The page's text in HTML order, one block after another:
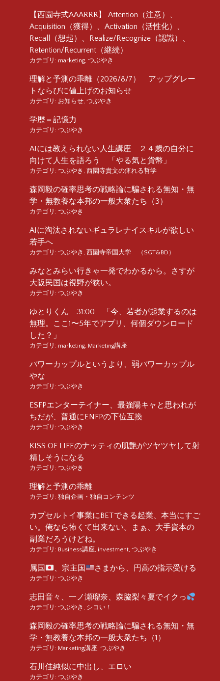
【西園寺式AAARRR】 Attention（注意）、
Acquisition（獲得）、Activation（活性化）、
Recall（想起）、Realize/Recognize（認識）、
Retention/Recurrent（継続）
カテゴリ: marketing, つぶやき
理解と予測の乖離（2026/8/7） アップグレー
トならびに値上げのお知らせ
カテゴリ: お知らせ, つぶやき
学歴＝記憶力
カテゴリ: つぶやき
AIには教えられない人生講座 ２４歳の自分に
向けて人生を語ろう 「やる気と貨幣」
カテゴリ: つぶやき , 西園寺貴文の痺れる哲学
森岡毅の確率思考の戦略論に騙される無知・無
学・無教養な本邦の一般大衆たち（3）
カテゴリ: つぶやき
AIに淘汰されないギュラレナイスキルが欲しい
若手へ
カテゴリ: つぶやき , 西園寺帝国大学 （SGT&BD）
みなとみらい行きゃ一発でわかるから。さすが
大阪民国は視野が狭い。
カテゴリ: つぶやき
ゆとりくん 31:00 「今、若者が起業するのは
無理。ここ1〜5年でアプリ、何個ダウンロード
した？」
カテゴリ: marketing, Marketing講座
パワーカップルというより、弱パワーカップル
やな
カテゴリ: つぶやき
ESFPエンターテイナー、最強陽キャと思われが
ちだが、普通にENFPの下位互換
カテゴリ: つぶやき
KISS OF LIFEのナッティの肌艶がツヤツヤして射
精しそうになる
カテゴリ: つぶやき
理解と予測の乖離
カテゴリ: 独自企画・独自コンテンツ
カプセルトイ事業にBETできる起業、本当にすご
い。俺なら怖くて出来ない。まぁ、大手資本の
副業だろうけどね。
カテゴリ: Business講座, investment, つぶやき
属国 、宗主国 さまから、円高の指示受ける
カテゴリ: つぶやき
志田音々、一ノ瀬瑠奈、森脇梨々夏でイクっ
カテゴリ: つぶやき , シコい！
森岡毅の確率思考の戦略論に騙される無知・無
学・無教養な本邦の一般大衆たち（1）
カテゴリ: Marketing講座, つぶやき
石川佳純似に中出し、エロい
カテゴリ: つぶやき